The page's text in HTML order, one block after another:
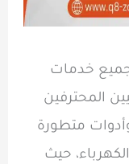
خدمات
المحترفين
متطورة
حيث